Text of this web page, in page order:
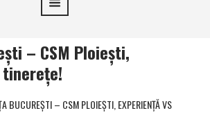
– CSM Ploieşti,
BUCUREŞTI – CSM PLOIEŞTI, EXPERIENŢĂ VS